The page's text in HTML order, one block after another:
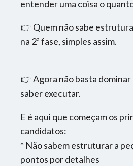
entender uma coisa o
👉 Quem não sabe
na 2ª fase, simples assim.
👉 Agora não basta
saber executar.
E é aqui que começam os
candidatos:
* Não sabem estruturar a
pontos por detalhes